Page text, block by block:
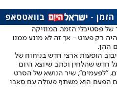
של פסטיבלי הזמר, המוזיקה
היה רק פעוט - אך זה לא מונע ממנו
ההן.
חוזר לשנות ה־70 עם סיבוב הופעות ארצי חדש בניחוח של
חדש שהלחין וכתב שיוצא היום
"לפעמים", שיר הנושא של הסרט
הפעם הוא משתף פעולה עם סאבו